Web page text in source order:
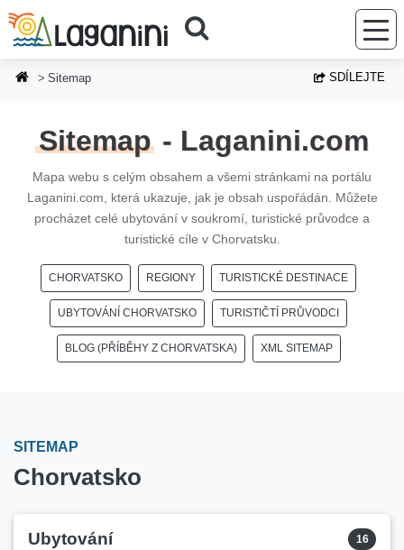
Přejít na hlavní obsah
Sitemap SDÍLEJTE
Sitemap- Laganini.com
Mapa webu s celým obsahem a všemi stránkami na portálu
Laganini.com, která ukazuje, jak je obsah uspořádán. Můžete
procházet celé ubytování v soukromí, turistické průvodce a
turistické cíle v Chorvatsku.
CHORVATSKO REGIONY TURISTICKÉ DESTINACE
UBYTOVÁNÍ CHORVATSKO TURISTIČTÍ PRŮVODCI
BLOG (PŘÍBĚHY Z CHORVATSKA) XML SITEMAP
SITEMAP
Chorvatsko
Ubytování 16